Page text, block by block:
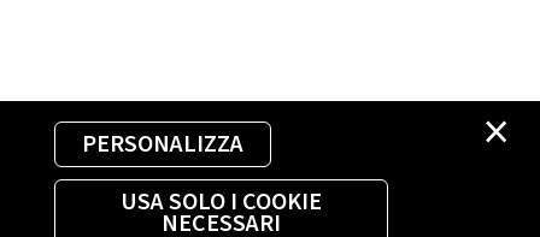
×
PERSONALIZZA
USA SOLO I COOKIE
NECESSARI